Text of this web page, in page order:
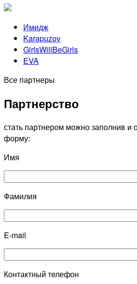
Имидж
Karapuzov
GirlsWillBeGirls
EVA
Все партнеры
Партнерство
стать партнером можно заполнив
форму:
Имя
Фамилия
E-mail
Контактный телефон